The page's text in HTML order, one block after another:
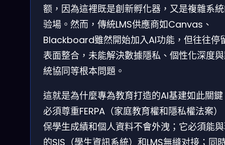
额，因為這裡既是創新孵化器，又是複雜系
验場。然而，傳統LMS供應商如Canvas、
Blackboard雖然開始加入AI功能，但往往停
表面整合，未能解決數據隱私、個性化深度
統協同等根本問題。
這就是為什麼專為教育打造的AI基建如此關
必須尊重FERPA（家庭教育權和隱私權法案
保學生成績和個人資料不會外洩；它必須能
的SIS（學生資訊系統）和LMS無縫对接；同